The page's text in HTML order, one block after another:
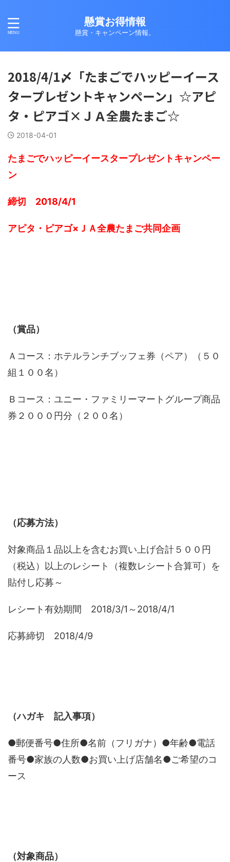
懸賞お得情報
懸賞・キャンペーン情報。
2018/4/1〆「たまごでハッピーイース
タープレゼントキャンペーン」☆アピ
タ・ピアゴ×ＪＡ全農たまご☆
2018-04-01
たまごでハッピーイースタープレゼントキャンペー
ン
締切 2018/4/1
アピタ・ピアゴ×ＪＡ全農たまご共同企画
（賞品）
Ａコース：ホテルランチブッフェ券（ペア）（５０
組１００名）
Ｂコース：ユニー・ファミリーマートグループ商品
券２０００円分（２００名）
（応募方法）
対象商品１品以上を含むお買い上げ合計５００円
（税込）以上のレシート（複数レシート合算可）を
貼付し応募～
レシート有効期間 2018/3/1～2018/4/1
応募締切 2018/4/9
（ハガキ 記入事項）
●郵便番号●住所●名前（フリガナ）●年齢●電話
番号●家族の人数●お買い上げ店舗名●ご希望のコ
ース
（対象商品）